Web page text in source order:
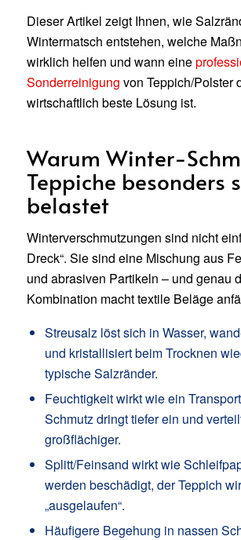
Dieser Artikel zeigt Ihnen, wie
Wintermatsch entstehen, welche
wirklich helfen und wann eine
Sonderreinigung von Teppich/Polster
wirtschaftlich beste Lösung ist.
Warum Winter-
Teppiche besonders
belastet
Winterverschmutzungen sind nicht
Dreck“. Sie sind eine Mischung aus
und abrasiven Partikeln – und genau
Kombination macht textile Beläge
Streusalz löst sich in Wasser,
und kristallisiert beim Trocknen
typische Salzränder.
Feuchtigkeit wirkt wie ein
Schmutz dringt tiefer ein und
großflächiger.
Splitt/Feinsand wirkt wie
werden beschädigt, der Teppich
„ausgelaufen“.
Häufigere Begehung in nassen